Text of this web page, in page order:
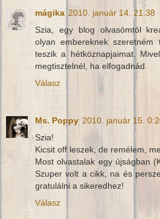
mágika 2010. január 14. 21:38
Szia, egy blog olvasómtól
olyan embereknek szeretném
teszik a hétköznapjaimat.
megtisztelnél, ha elfogadnád.
Válasz
Ms. Poppy 2010. január 15.
Szia!
Kicsit off leszek, de remélem,
Most olvastalak egy újságban
Szuper volt a cikk, na és
gratulálni a sikeredhez!
Válasz